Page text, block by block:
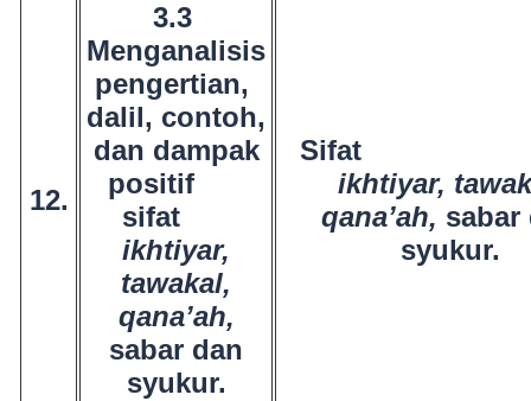
12.
3.3
Menganalisis
pengertian,
dalil, contoh,
dan dampak
positif
sifat
ikhtiyar,
tawakal,
qana’ah,
sabar dan
syukur.
ikhtiyar,
qana’ah, sabar
syukur.